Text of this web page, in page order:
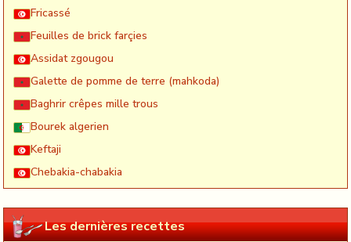
Fricassé
Feuilles de brick farçies
Assidat zgougou
Galette de pomme de terre (mahkoda)
Baghrir crêpes mille trous
Bourek algerien
Keftaji
Chebakia-chabakia
Les dernières recettes